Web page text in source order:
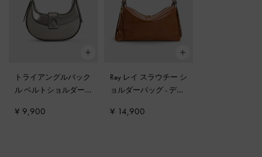
トライアングルバック
ル ベルトショルダー
¥ 9,900
Rey レイ スラウチー シ
ョルダーバッグ- ディ
¥ 14,900